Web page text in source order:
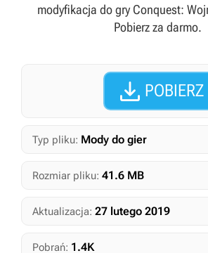
modyfikacja do gry Conquest:
Pobierz za darmo.
 POBIERZ
Typ pliku: Mody do gier
Rozmiar pliku: 41.6 MB
Aktualizacja: 27 lutego 2019
Pobrań: 1.4K